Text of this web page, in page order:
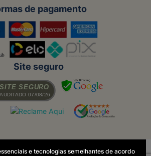
de pagamento
Site seguro
SITE SEGURO
AUDITADO 07/08/26
e tecnologias semelhantes de acordo